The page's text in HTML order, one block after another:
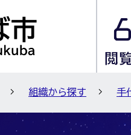
組織から探す 手